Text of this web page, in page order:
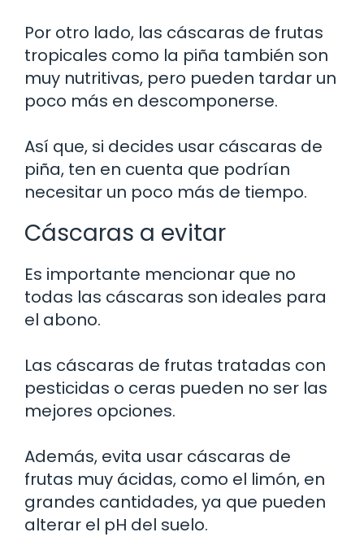
Por otro lado, las cáscaras de frutas
tropicales como la piña también son
muy nutritivas, pero pueden tardar un
poco más en descomponerse.
Así que, si decides usar cáscaras de
piña, ten en cuenta que podrían
necesitar un poco más de tiempo.
Cáscaras a evitar
Es importante mencionar que no
todas las cáscaras son ideales para
el abono.
Las cáscaras de frutas tratadas con
pesticidas o ceras pueden no ser las
mejores opciones.
Además, evita usar cáscaras de
frutas muy ácidas, como el limón, en
grandes cantidades, ya que pueden
alterar el pH del suelo.